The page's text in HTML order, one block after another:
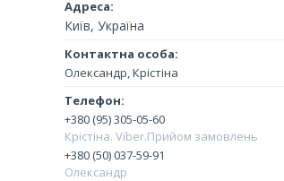
Київ, Україна
Олександр, Крістіна
+380 (95) 305-05-60
Крістіна. Viber.Прийом замовлень
+380 (50) 037-59-91
Олександр